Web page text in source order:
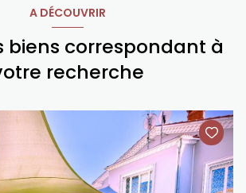
A DÉCOUVRIR
biens correspondant à
recherche